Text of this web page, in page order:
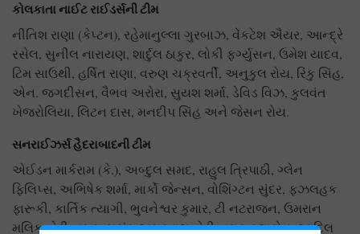
કોલકાતા નાઈટ રાઈડર્સની ટીમ
નીતિશ રાણા (કેપ્ટન), રહેમાનુલ્લા ગુરબાઝ, વેંકટેશ ઐયર, આન્દ્રે
રસેલ, સુનીલ નારાયણ, શાર્દુલ ઠાકુર, લોકી ફર્ગ્યુસન, ઉમેશ યાદવ,
ટિમ સાઉથી, હર્ષિત રાણા, વરુણ ચક્રવર્તી, અનુકુલ રોય, રિંકુ સિંહ,
એન. જગદીસન, વૈભવ અરોરા, સુયશ શર્મા, ડેવિડ વિઝ, કુલવંત
ખેજરોલિયા, લિટન દાસ, મનદીપ સિંહ અને જેસન રોય.
સનરાઈઝર્સ હૈદરાબાદની ટીમ
એઈડન માર્કરામ (કે.), અબ્દુલ સમદ, રાહુલ ત્રિપાઠી, ગ્લેન
ફિલિપ્સ, અભિષેક શર્મા, માર્કો જેન્સન, વોશિંગ્ટન સુંદર, ફઝલહક
ફારૂકી, કાર્તિક ત્યાગી, ભુવનેશ્વર કુમાર, ટી નટરાજન, ઉમરાન
મલિક, હેરી બ્રુક, મયંક અગ્રવાલ, હેરી બ્રુક ક્લાસેન, આદિલ